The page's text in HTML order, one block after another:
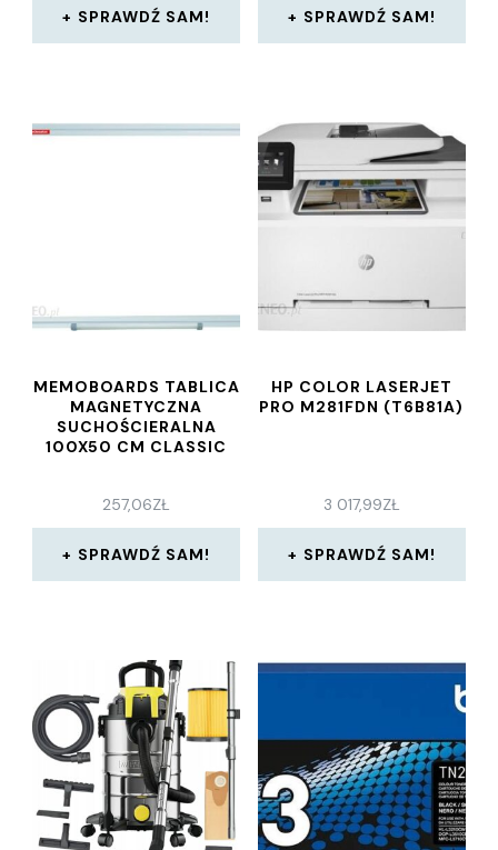
SPRAWDŹ SAM! SPRAWDŹ SAM!
MEMOBOARDS TABLICA
MAGNETYCZNA
SUCHOŚCIERALNA
100X50 CM CLASSIC
257,06ZŁ
SPRAWDŹ SAM!
HP COLOR LASERJET
PRO M281FDN (T6B81A)
3 017,99ZŁ
SPRAWDŹ SAM!